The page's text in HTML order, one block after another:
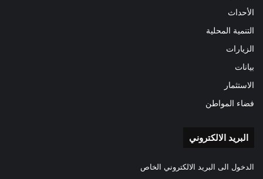
الأحداث
التنمية المحلية
الزيارات
بيانات
الاستثمار
فضاء المواطن
البريد الالكتروني
الدخول الى البريد الالكتروني الخاص